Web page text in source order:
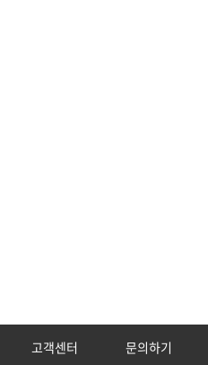
고객센터 문의하기